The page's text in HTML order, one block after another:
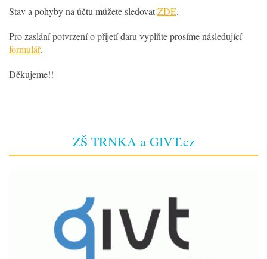
Stav a pohyby na účtu můžete sledovatZDE.
Pro zaslání potvrzení o přijetí daru vyplňte prosíme následující
formulář.
Děkujeme!!
ZŠ TRNKA a GIVT.cz